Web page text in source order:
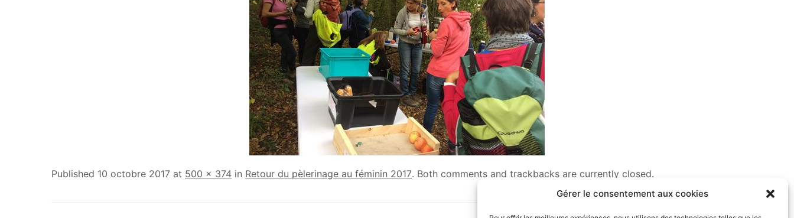
Gérer le consentement aux cookies
Published 10 octobre 2017 at 500 × 374 in Retour du pèlerinage au féminin 2017. Both comments and trackbacks are currently closed.